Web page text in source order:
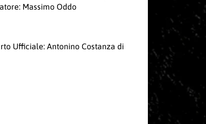
Massimo Oddo
Ufficiale: Antonino Costanza di